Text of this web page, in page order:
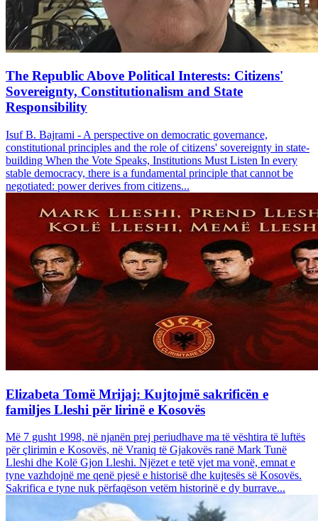
The Republic Above Political Interests: Citizens'
Sovereignty, Constitutionalism and State
Responsibility
Isuf B. Bajrami - A perspective on democratic governance,
constitutional principles and the role of citizens' sovereignty in state-
building When the Vote Speaks, Institutions Must Listen In every
stable democracy, there is a fundamental principle that cannot be
negotiated: power derives from citizens...
Elizabeta Tomë Mrijaj: Kujtojmë sakrificën e
familjes Lleshi për lirinë e Kosovës
Më 7 gusht 1998, në njanën prej periudhave ma të vështira të luftës
për çlirimin e Kosovës, në Vraniq të Gjakovës ranë Mark Tunë
Lleshi dhe Kolë Gjon Lleshi. Njëzet e tetë vjet ma vonë, emnat e
tyne vazhdojnë me qenë pjesë e historisë dhe kujtesës së Kosovës.
Sakrifica e tyne nuk përfaqëson vetëm historinë e dy burrave...